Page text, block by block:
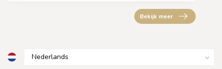
Bekijk meer